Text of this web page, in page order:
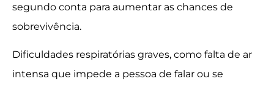
segundo conta para aumentar as chances de
sobrevivência.
Dificuldades respiratórias graves, como falta de ar
intensa que impede a pessoa de falar ou se